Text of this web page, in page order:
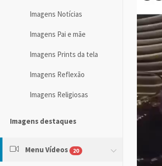
Imagens Notícias
Imagens Pai e mãe
Imagens Prints da tela
Imagens Reflexão
Imagens Religiosas
Imagens destaques
Menu Vídeos 20